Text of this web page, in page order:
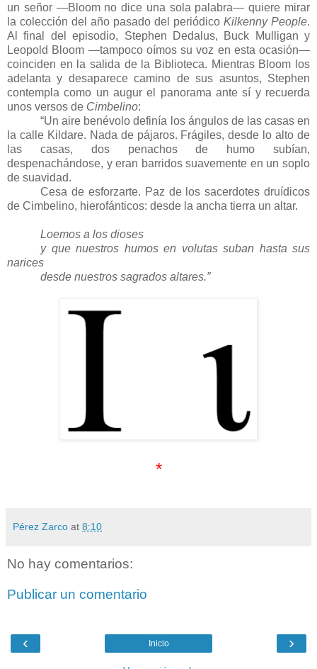
un señor —Bloom no dice una sola palabra— quiere mirar
la colección del año pasado del periódico Kilkenny People.
Al final del episodio, Stephen Dedalus, Buck Mulligan y
Leopold Bloom —tampoco oímos su voz en esta ocasión—
coinciden en la salida de la Biblioteca. Mientras Bloom los
adelanta y desaparece camino de sus asuntos, Stephen
contempla como un augur el panorama ante sí y recuerda
unos versos de Cimbelino:
“Un aire benévolo definía los ángulos de las casas en
la calle Kildare. Nada de pájaros. Frágiles, desde lo alto de
las casas, dos penachos de humo subían,
despenachándose, y eran barridos suavemente en un soplo
de suavidad.
Cesa de esforzarte. Paz de los sacerdotes druídicos
de Cimbelino, hierofánticos: desde la ancha tierra un altar.
Loemos a los dioses
y que nuestros humos en volutas suban hasta sus
narices
desde nuestros sagrados altares.”
*
Pérez Zarco at 8:10
No hay comentarios:
Publicar un comentario
‹ ›
Inicio